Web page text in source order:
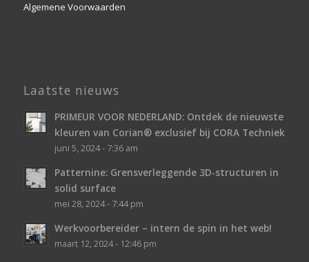
Algemene Voorwaarden
Laatste nieuws
PRIMEUR VOOR NEDERLAND: Ontdek de nieuwste
kleuren van Corian® exclusief bij CORA Techniek
juni 5, 2024 - 7:36 am
Patternine: Grensverleggende 3D-structuren in
solid surface
mei 28, 2024 - 7:44 pm
Werkvoorbereider – intern de spin in het web!
maart 12, 2024 - 12:46 pm